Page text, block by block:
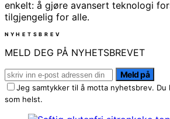
enkelt: å gjøre avansert teknologi
tilgjengelig for alle.
NYHETSBREV
MELD DEG PÅ NYHETSBREVET
Meld på
Jeg samtykker til å motta nyhetsbrev. Du
som helst.